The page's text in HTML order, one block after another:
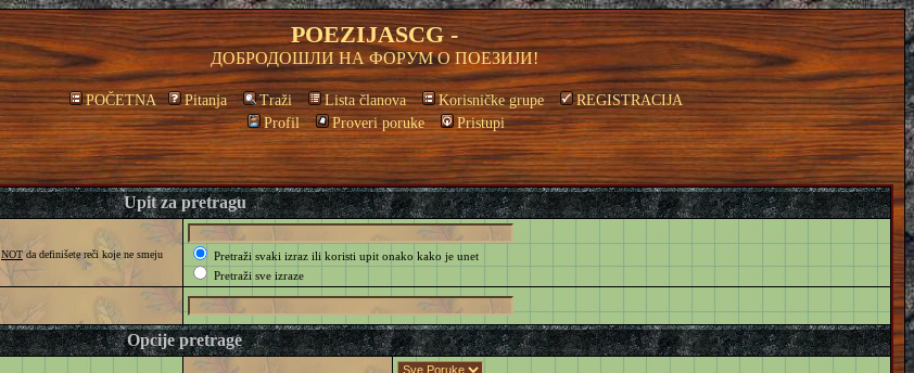
POEZIJASCG -
ДОБРОДОШЛИ НА ФОРУМ О ПОЕЗИЈИ!
POČETNA Pitanja Traži Lista članova Korisničke grupe
REGISTRACIJA
Profil
Proveri poruke Pristupi
Upit za pretragu
NOTda definišete reči koje ne smeju
Pretraži svaki izraz ili koristi upit onako kako je unet
Pretraži sve izraze
Opcije pretrage